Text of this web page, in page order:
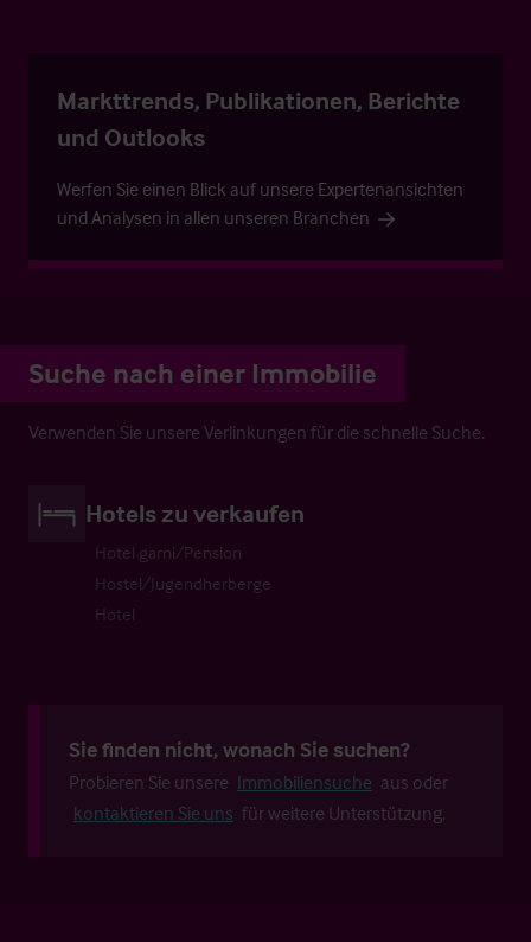
Markttrends, Publikationen, Berichte
und Outlooks
Werfen Sie einen Blick auf unsere Expertenansichten
und Analysen in allen unseren Branchen
Suche nach einer Immobilie
Verwenden Sie unsere Verlinkungen für die schnelle Suche.
Hotels zu verkaufen
Hotel garni/Pension
Hostel/Jugendherberge
Hotel
Sie finden nicht, wonach Sie suchen?
Probieren Sie unsere Immobiliensuche aus oder
kontaktieren Sie uns für weitere Unterstützung.